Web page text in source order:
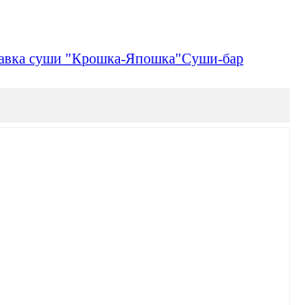
суши "Крошка-Япошка"Суши-бар